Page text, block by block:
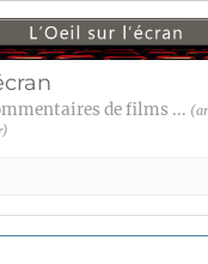
de films ...